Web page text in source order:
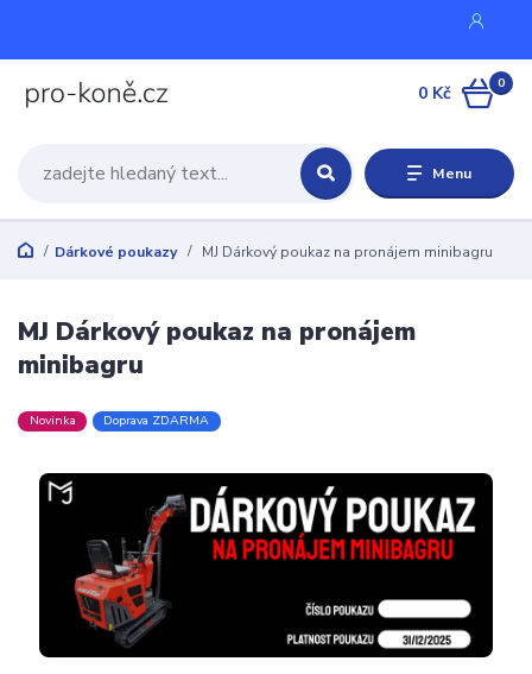
Menu
0
0 Kč
Dárkové poukazy MJ Dárkový poukaz na pronájem minibagru
MJ Dárkový poukaz na pronájem
minibagru
Novinka Doprava ZDARMA